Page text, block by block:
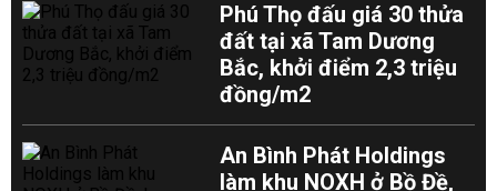
Phú Thọ đấu giá 30 thửa
đất tại xã Tam Dương
Bắc, khởi điểm 2,3 triệu
đồng/m2
An Bình Phát Holdings
làm khu NOXH ở Bồ Đề,